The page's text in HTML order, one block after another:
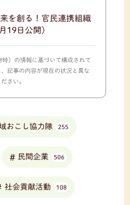
を創る！官民連携組織
19日公開）
）の情報に基づいて構成されて
記事の内容が現在の状況と異な
さい。
おこし協力隊 255
民間企業 506
社会貢献活動 108